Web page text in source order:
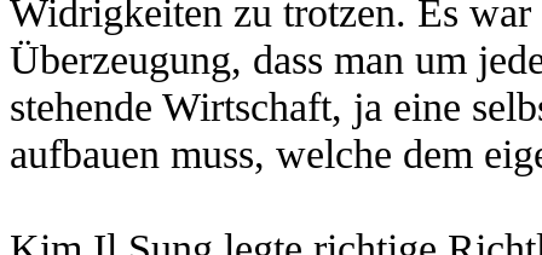
Widrigkeiten zu trotzen. Es war
Überzeugung, dass man um
stehende Wirtschaft, ja eine
aufbauen muss, welche dem